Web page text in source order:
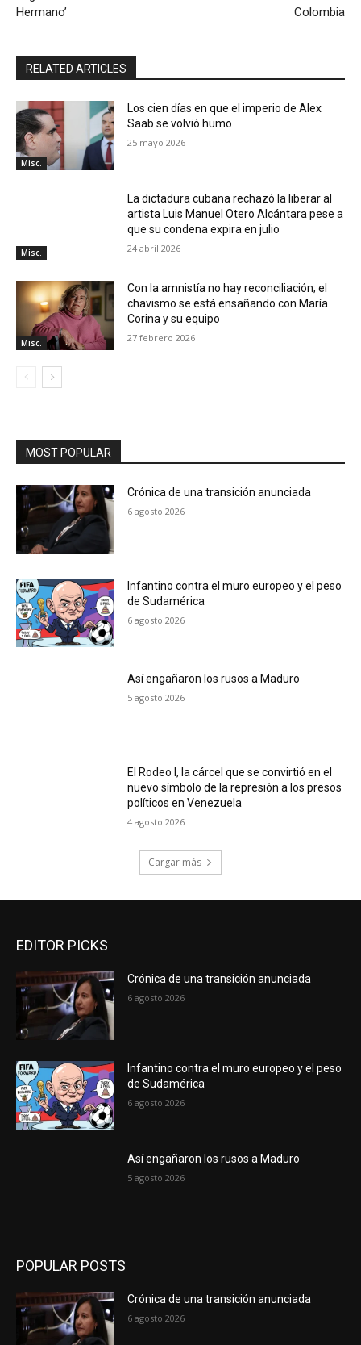
Hermano’
Colombia
RELATED ARTICLES
Misc.
Los cien días en que el imperio de Alex
Saab se volvió humo
25 mayo 2026
Misc.
La dictadura cubana rechazó la liberar al
artista Luis Manuel Otero Alcántara pese a
que su condena expira en julio
24 abril 2026
Misc.
Con la amnistía no hay reconciliación; el
chavismo se está ensañando con María
Corina y su equipo
27 febrero 2026
MOST POPULAR
Crónica de una transición anunciada
6 agosto 2026
Infantino contra el muro europeo y el peso
de Sudamérica
6 agosto 2026
Así engañaron los rusos a Maduro
5 agosto 2026
El Rodeo I, la cárcel que se convirtió en el
nuevo símbolo de la represión a los presos
políticos en Venezuela
4 agosto 2026
Cargar más
EDITOR PICKS
Crónica de una transición anunciada
6 agosto 2026
Infantino contra el muro europeo y el peso
de Sudamérica
6 agosto 2026
Así engañaron los rusos a Maduro
5 agosto 2026
POPULAR POSTS
Crónica de una transición anunciada
6 agosto 2026